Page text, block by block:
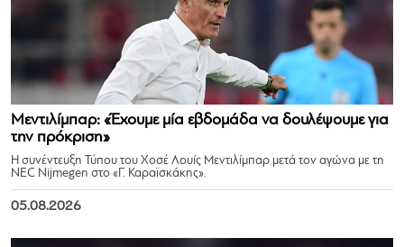
Μεντιλίμπαρ: «Έχουμε μία εβδομάδα να δουλέψουμε για
την πρόκριση»
Η συνέντευξη Τύπου του Χοσέ Λουίς Μεντιλίμπαρ μετά τον αγώνα με τη
NEC Nijmegen στο «Γ. Καραϊσκάκης».
05.08.2026